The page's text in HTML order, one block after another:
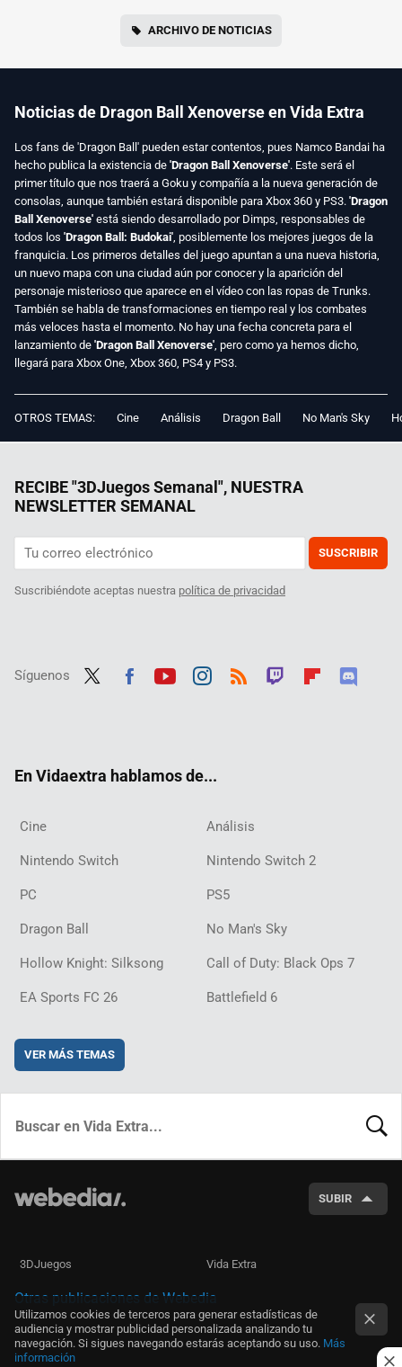
ARCHIVO DE NOTICIAS
Noticias de Dragon Ball Xenoverse en Vida Extra
Los fans de 'Dragon Ball' pueden estar contentos, pues Namco Bandai ha
hecho publica la existencia de 'Dragon Ball Xenoverse'. Este será el
primer título que nos traerá a Goku y compañía a la nueva generación de
consolas, aunque también estará disponible para Xbox 360 y PS3. 'Dragon
Ball Xenoverse' está siendo desarrollado por Dimps, responsables de
todos los 'Dragon Ball: Budokai' , posiblemente los mejores juegos de la
franquicia. Los primeros detalles del juego apuntan a una nueva historia,
un nuevo mapa con una ciudad aún por conocer y la aparición del
personaje misterioso que aparece en el vídeo con las ropas de Trunks.
También se habla de transformaciones en tiempo real y los combates
más veloces hasta el momento. No hay una fecha concreta para el
lanzamiento de 'Dragon Ball Xenoverse' , pero como ya hemos dicho,
llegará para Xbox One, Xbox 360, PS4 y PS3.
OTROS TEMAS: Cine Análisis Dragon Ball No Man's Sky
RECIBE "3DJuegos Semanal", NUESTRA
NEWSLETTER SEMANAL
SUSCRIBIR
Suscribiéndote aceptas nuestra política de privacidad
Síguenos
En Vidaextra hablamos de...
Cine Análisis
Nintendo Switch Nintendo Switch 2
PC PS5
Dragon Ball No Man's Sky
Hollow Knight: Silksong Call of Duty: Black Ops 7
EA Sports FC 26 Battlefield 6
VER MÁS TEMAS
SUBIR
3DJuegos Vida Extra
Otras publicaciones de Webedia
Utilizamos cookies de terceros para generar estadísticas de
audiencia y mostrar publicidad personalizada analizando tu
navegación. Si sigues navegando estarás aceptando su uso. Más
información